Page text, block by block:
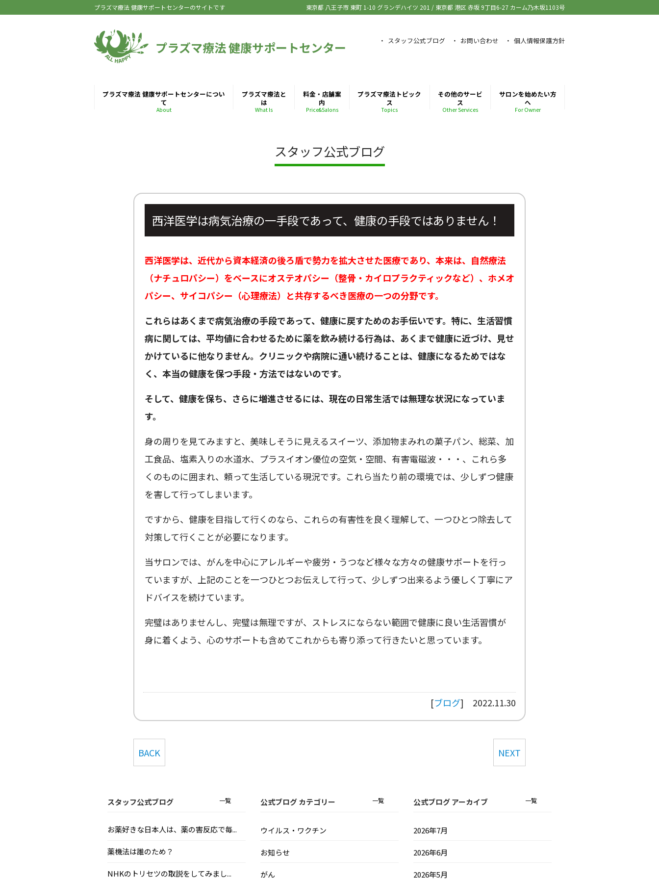
プラズマ療法 健康サポートセンターのサイトです 東京都 八王子市 東町 1-10 グランデハイツ 201 / 東京都 港区 赤坂 9丁目6-27 カーム乃木坂1103号
プラズマ療法 健康サポートセンター スタッフ公式ブログ お問い合わせ 個人情報保護方針
プラズマ療法 健康サポートセンターについ
て
About
プラズマ療法と
は
What Is
料金・店舗案
内
Price&Salons
プラズマ療法トピック
ス
Topics
その他のサービ
ス
Other Services
サロンを始めたい方
へ
For Owner
スタッフ公式ブログ
西洋医学は病気治療の一手段であって、健康の手段ではありません！
西洋医学は、近代から資本経済の後ろ盾で勢力を拡大させた医療であり、本来は、自然療法
（ナチュロパシー）をベースにオステオパシー（整骨・カイロプラクティックなど）、ホメオ
パシー、サイコパシー（心理療法）と共存するべき医療の一つの分野です。
これらはあくまで病気治療の手段であって、健康に戻すためのお手伝いです。特に、生活習慣
病に関しては、平均値に合わせるために薬を飲み続ける行為は、あくまで健康に近づけ、見せ
かけているに他なりません。クリニックや病院に通い続けることは、健康になるためではな
く、本当の健康を保つ手段・方法ではないのです。
そして、健康を保ち、さらに増進させるには、現在の日常生活では無理な状況になっていま
す。
身の周りを見てみますと、美味しそうに見えるスイーツ、添加物まみれの菓子パン、総菜、加
工食品、塩素入りの水道水、プラスイオン優位の空気・空間、有害電磁波・・・、これら多
くのものに囲まれ、頼って生活している現況です。これら当たり前の環境では、少しずつ健康
を害して行ってしまいます。
ですから、健康を目指して行くのなら、これらの有害性を良く理解して、一つひとつ除去して
対策して行くことが必要になります。
当サロンでは、がんを中心にアレルギーや疲労・うつなど様々な方々の健康サポートを行っ
ていますが、上記のことを一つひとつお伝えして行って、少しずつ出来るよう優しく丁寧にア
ドバイスを続けています。
完璧はありませんし、完璧は無理ですが、ストレスにならない範囲で健康に良い生活習慣が
身に着くよう、心のサポートも含めてこれからも寄り添って行きたいと思っています。
[ブログ] 2022.11.30
BACK NEXT
スタッフ公式ブログ 一覧
お薬好きな日本人は、薬の害反応で毎...
薬機法は誰のため？
NHKのトリセツの取説をしてみまし...
公式ブログ カテゴリー 一覧
ウイルス・ワクチン
お知らせ
がん
公式ブログ アーカイブ 一覧
2026年7月
2026年6月
2026年5月